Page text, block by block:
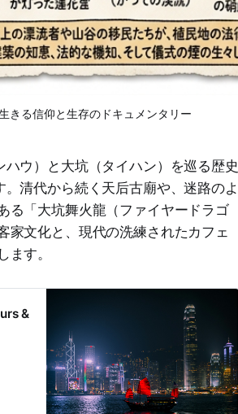
きる信仰と生存のドキュメンタリー
ウ）と大坑（タイハン）を巡る歴史
清代から続く天后古廟や、迷路のよ
る「大坑舞火龍（ファイヤードラゴ
家文化と、現代の洗練されたカフェ
す。
&